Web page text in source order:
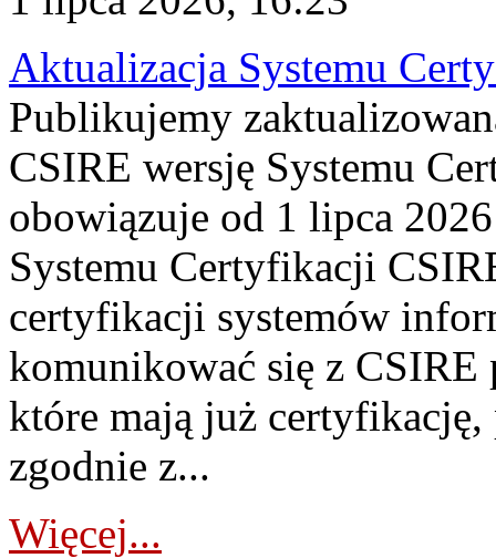
Aktualizacja Systemu
Publikujemy
CSIRE wersję Systemu
obowiązuje od 1 lipca
Systemu Certyfikacji
certyfikacji systemów
komunikować się z
które mają już
zgodnie z...
Więcej...